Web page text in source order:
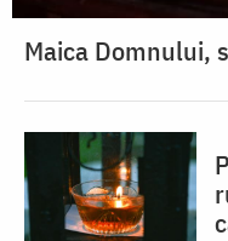
Maica Domnului,